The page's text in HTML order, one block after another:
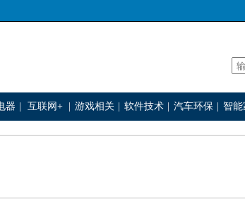
器 互联网+ 游戏相关 软件技术 汽车环保 智能